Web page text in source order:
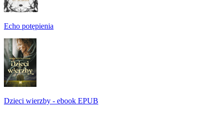
Echo potępienia
Dzieci wierzby - ebook EPUB